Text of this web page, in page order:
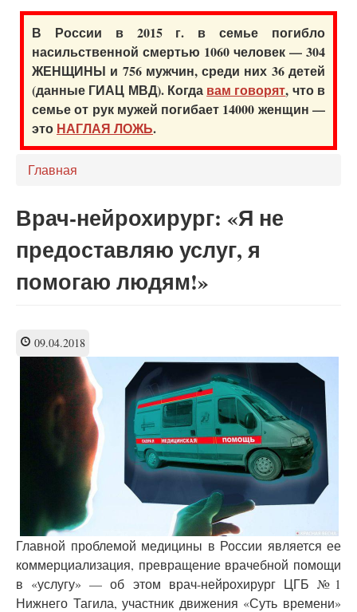
В России в 2015 г. в семье погибло
насильственной смертью 1060 человек — 304
ЖЕНЩИНЫ и 756 мужчин, среди них 36 детей
(данные ГИАЦ МВД). Когда вам говорят, что в
семье от рук мужей погибает 14000 женщин —
это НАГЛАЯ ЛОЖЬ.
Главная
Врач-нейрохирург: «Я не
предоставляю услуг, я
помогаю людям!»
09.04.2018
Главной проблемой медицины в России является ее
коммерциализация, превращение врачебной помощи
в «услугу» — об этом врач-нейрохирург ЦГБ №1
Нижнего Тагила, участник движения «Суть времени»